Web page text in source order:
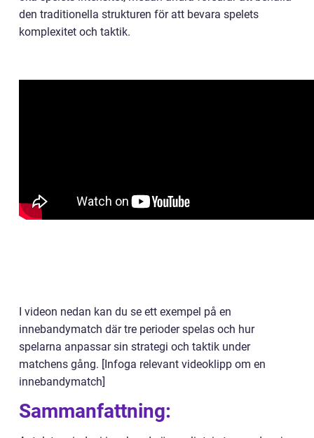
den traditionella strukturen för att bevara spelets
komplexitet och taktik.
I videon nedan kan du se ett exempel på en
innebandymatch där tre perioder spelas och hur
spelarna anpassar sin strategi och taktik under
matchens gång. [Infoga relevant videoklipp om en
innebandymatch]
Sammanfattning: